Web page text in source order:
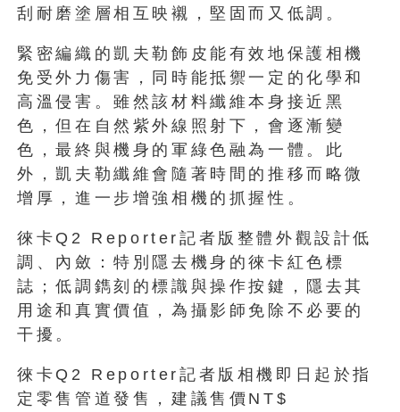
刮耐磨塗層相互映襯， 堅固而又低調。
緊密編織的凱夫勒飾皮能有效地保護相機
免受外力傷害，
同時能抵禦一定的化學和
高溫侵害。雖然該材料纖維本身接近黑
色，但在自然紫外線照射下，會逐漸變
色，最終與機身的軍綠色融為一體 。此
外，凱夫勒纖維會隨著時間的推移而略微
增厚，進一步增強相機 的抓握性。
徠卡Q2 Reporter記者版整體外觀設計低
調、內斂：特別隱去機身的徠卡紅色標
誌；低調鐫刻的標識與操作按鍵， 隱去其
用途和真實價值，為攝影師免除不必要的
干擾。
徠卡Q2 Reporter記者版相機即日起於指
定零售管道發售，建議售價NT$